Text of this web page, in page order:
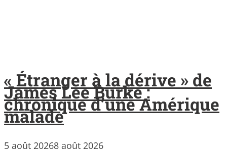
« Étranger à la dérive » de
James Lee Burke :
chronique d’une Amérique
malade
5 août 20268 août 2026